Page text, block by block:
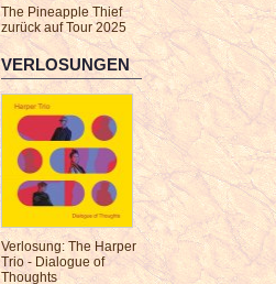
The Pineapple Thief
zurück auf Tour 2025
VERLOSUNGEN
Verlosung: The Harper
Trio - Dialogue of
Thoughts